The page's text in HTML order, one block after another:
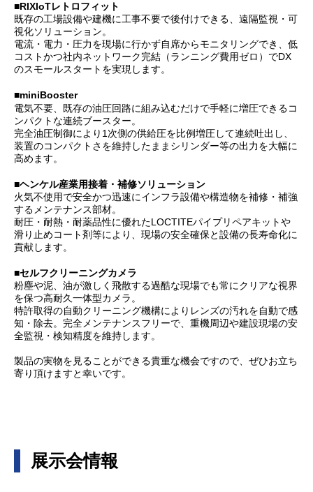
■RIXIoTレトロフィット
既存の工場設備や建機に工事不要で後付けできる、遠隔監視・可
視化ソリューション。
電流・電力・圧力を現場に行かず自席からモニタリングでき、低
コストかつ社内ネットワーク完結（ランニング費用ゼロ）でDX
のスモールスタートを実現します。
■miniBooster
電気不要、既存の油圧回路に組み込むだけで手軽に増圧できるコ
ンパクトな連続ブースター。
完全油圧制御により1次側の供給圧を比例増圧して連続吐出し、
装置のコンパクトさを維持したままシリンダー等の出力を大幅に
高めます。
■ヘンケル産業用接着・補修ソリューション
火気不使用で安全かつ迅速にインフラ設備や構造物を補修・補強
するメンテナンス部材。
耐圧・耐熱・耐薬品性に優れたLOCTITEパイプリペアキットや
滑り止めコート剤等により、現場の安全確保と設備の長寿命化に
貢献します。
■セルフクリーニングカメラ
粉塵や泥、油が激しく飛散する過酷な現場でも常にクリアな視界
を保つ高耐久一体型カメラ。
特許取得の自動クリーニング機構によりレンズの汚れを自動で感
知・除去。完全メンテナンスフリーで、重機周辺や建設現場の安
全監視・検知精度を維持します。
製品の実物を見ることができる貴重な機会ですので、ぜひお立ち
寄り頂けますと幸いです。
展示会情報